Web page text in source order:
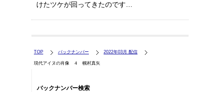
けたツケが回ってきたのです…
TOP バックナンバー 2022年03月 配信
現代アイヌの肖像 ４ 幌村真矢
バックナンバー検索